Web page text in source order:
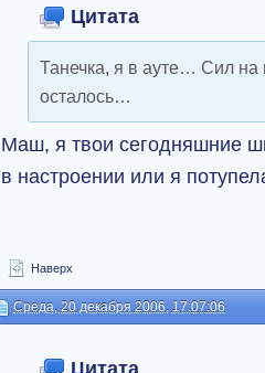
Цитата
Танечка, я в ауте… Сил
осталось…
Маш, я твои сегодняшние
в настроении или я
Наверх
Среда, 20 декабря 2006, 17:07:06
Цитата